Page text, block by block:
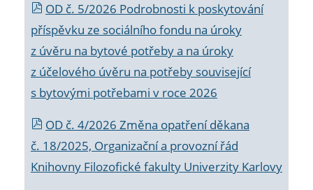
OD č. 5/2026 Podrobnosti k poskytování
příspěvku ze sociálního fondu na úroky
z úvěru na bytové potřeby a na úroky
z účelového úvěru na potřeby související
s bytovými potřebami v roce 2026
OD č. 4/2026 Změna opatření děkana
č. 18/2025, Organizační a provozní řád
Knihovny Filozofické fakulty Univerzity Karlovy